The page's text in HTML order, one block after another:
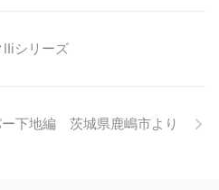
シリーズ
下地編 茨城県鹿嶋市より